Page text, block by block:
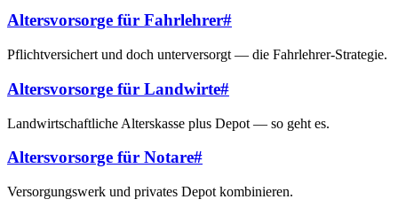
Altersvorsorge für Fahrlehrer#
Pflichtversichert und doch unterversorgt — die Fahrlehrer-Strategie.
Altersvorsorge für Landwirte#
Landwirtschaftliche Alterskasse plus Depot — so geht es.
Altersvorsorge für Notare#
Versorgungswerk und privates Depot kombinieren.